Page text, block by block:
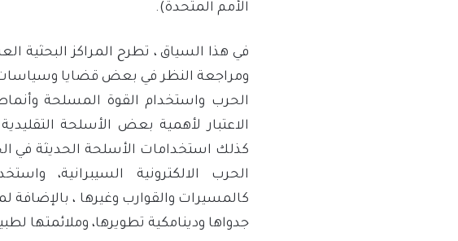
الأمم المتحدة).
في هذا السياق ، تطرح المراكز البحثية
ومراجعة النظر في بعض قضايا وسياسات
الحرب واستخدام القوة المسلحة
الاعتبار لأهمية بعض الأسلحة
كذلك استخدامات الأسلحة الحديثة في
الحرب الالكترونية السيبرانية،
كالمسيرات والقوارب وغيرها ،
جدواها ودينامكية تطويرها، وملائمتها